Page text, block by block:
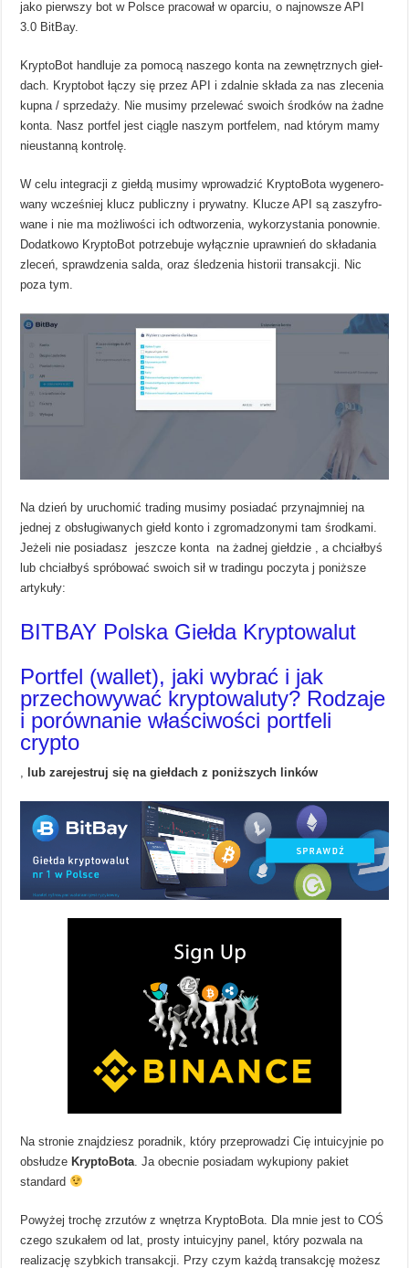
jako pierw­szy bot w Pol­sce pra­co­wał w opar­ciu, o naj­now­sze API
3.0 BitBay.
Kryp­to­Bot han­dluje za pomocą naszego konta na zewnętrz­nych gieł­
dach. Kryp­to­bot łączy się przez API i zdal­nie składa za nas zle­ce­nia
kupna / sprze­daży. Nie musimy prze­le­wać swo­ich środ­ków na żadne
konta. Nasz port­fel jest cią­gle naszym port­felem, nad któ­rym mamy
nie­ustanną kon­trolę.
W celu inte­gra­cji z giełdą musimy wpro­wa­dzić Kryp­to­Bota wyge­ne­ro­
wany wcze­śniej klucz publiczny i pry­watny. Klu­cze API są zaszy­fro­
wane i nie ma moż­li­wo­ści ich odtwo­rze­nia, wykorzy­sta­nia ponow­nie.
Dodat­kowo Kryp­to­Bot potrze­buje wyłącz­nie upraw­nień do skła­da­nia
zle­ceń, spraw­dze­nia salda, oraz śle­dze­nia histo­rii trans­ak­cji. Nic
poza tym.
Na dzień by uruchomić trading musimy posiadać przynajmniej na
jednej z obsługiwanych giełd konto i zgromadzonymi tam środkami.
Jeżeli nie posiadasz jeszcze konta na żadnej giełdzie , a chciałbyś
lub chciałbyś spróbować swoich sił w tradingu poczyta j poniższe
artykuły:
BITBAY Polska Giełda Kryptowalut
Portfel (wallet), jaki wybrać i jak
przechowywać kryptowaluty? Rodzaje
i porównanie właściwości portfeli
crypto
, lub zarejestruj się na giełdach z poniższych linków
Na stronie znajdziesz poradnik, który przeprowadzi Cię intuicyjnie po
obsłudze KryptoBota . Ja obecnie posiadam wykupiony pakiet
standard
Powyżej trochę zrzutów z wnętrza KryptoBota. Dla mnie jest to COŚ
czego szukałem od lat, prosty intuicyjny panel, który pozwala na
realizację szybkich transakcji. Przy czym każdą transakcję możesz